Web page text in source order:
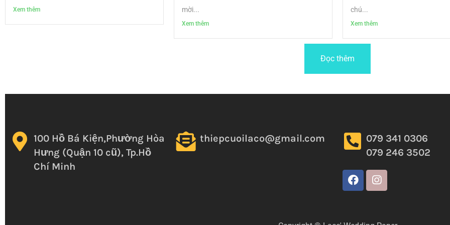
Xem thêm
mời...
Xem thêm
chú...
Xem thêm
Đọc thêm
100 Hồ Bá Kiện,Phường Hòa
Hưng (Quận 10 cũ), Tp.Hồ
Chí Minh
thiepcuoilaco@gmail.com
079 341 0306
079 246 3502